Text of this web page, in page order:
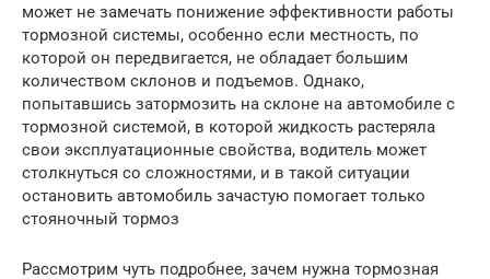
может не замечать понижение эффективности работы
тормозной системы, особенно если местность, по
которой он передвигается, не обладает большим
количеством склонов и подъемов. Однако,
попытавшись затормозить на склоне на автомобиле с
тормозной системой, в которой жидкость растеряла
свои эксплуатационные свойства, водитель может
столкнуться со сложностями, и в такой ситуации
остановить автомобиль зачастую помогает только
стояночный тормоз
Рассмотрим чуть подробнее, зачем нужна тормозная